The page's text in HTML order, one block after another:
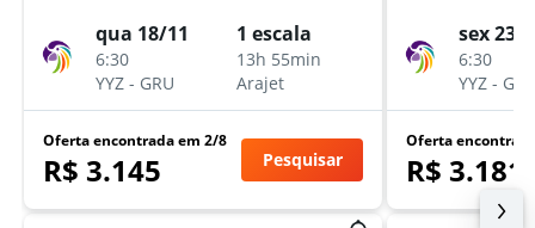
qua 18/11
6:30
YYZ - GRU
1 escala
13h 55min
Arajet
Oferta encontrada em 2/8
R$ 3.145 Pesquisar
sex 23/
6:30
YYZ -
Oferta
R$ 3.181